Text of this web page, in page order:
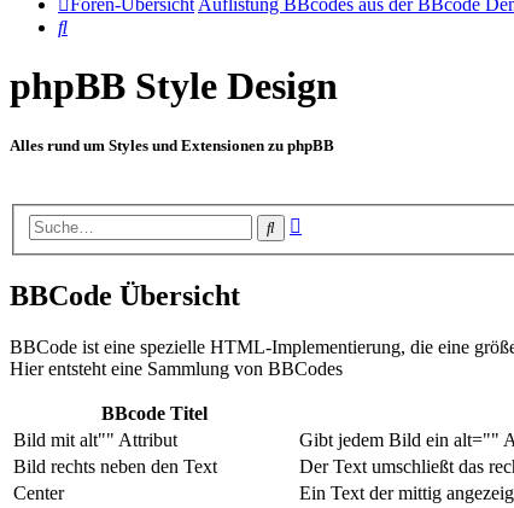
Foren-Übersicht Auflistung BBcodes aus der BBcode
Suche
phpBB Style Design
Alles rund um Styles und Extensionen zu phpBB
Suche
BBCode Übersicht
BBCode ist eine spezielle HTML-Implementierung, die eine
Hier entsteht eine Sammlung von BBCodes
BBcode Titel
Bild mit alt"" Attribut
Gibt jedem Bild ein alt=""
Bild rechts neben den Text
Der Text umschließt das
Center
Ein Text der mittig